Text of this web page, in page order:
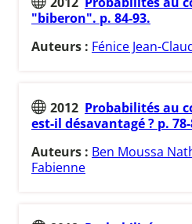
"biberon". p. 84-93.
Auteurs : Fénice Jean-
2012 Probabilités au
est-il désavantagé ? p.
Auteurs : Ben Moussa
Fabienne